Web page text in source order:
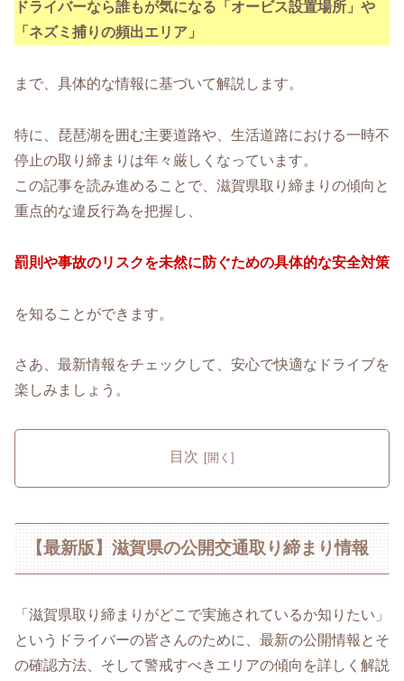
ドライバーなら誰もが気になる「オービス設置場所」や
「ネズミ捕りの頻出エリア」
まで、具体的な情報に基づいて解説します。
特に、琵琶湖を囲む主要道路や、生活道路における一時不
停止の取り締まりは年々厳しくなっています。
この記事を読み進めることで、滋賀県取り締まりの傾向と
重点的な違反行為を把握し、
罰則や事故のリスクを未然に防ぐための具体的な安全対策
を知ることができます。
さあ、最新情報をチェックして、安心で快適なドライブを
楽しみましょう。
目次
【最新版】滋賀県の公開交通取り締まり情報
「滋賀県取り締まりがどこで実施されているか知りたい」
というドライバーの皆さんのために、最新の公開情報とそ
の確認方法、そして警戒すべきエリアの傾向を詳しく解説